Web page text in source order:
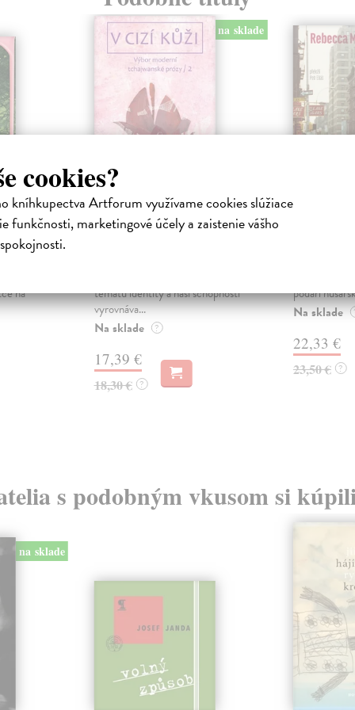
cookies?
kníhkupectva Artforum využívame cookies slúžiace
funkčnosti, marketingové účely a zaistenie vášho
lese
na
na sklade
V cizí kůži
tématu identity a naší schopnosti
vyrovnáva...
Na sklade ?
17,39 €
18,30 € ?
V roce
podaří
Na sklade
22,33 €
23,50 € ?
s podobným vkusom si
na sklade